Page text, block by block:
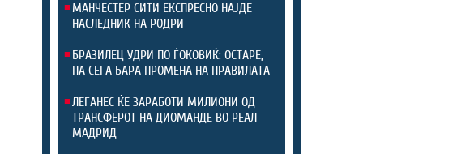
МАНЧЕСТЕР СИТИ ЕКСПРЕСНО НАЈДЕ
НАСЛЕДНИК НА РОДРИ
БРАЗИЛЕЦ УДРИ ПО ЃОКОВИЌ: ОСТАРЕ,
ПА СЕГА БАРА ПРОМЕНА НА ПРАВИЛАТА
ЛЕГАНЕС ЌЕ ЗАРАБОТИ МИЛИОНИ ОД
ТРАНСФЕРОТ НА ДИОМАНДЕ ВО РЕАЛ
МАДРИД